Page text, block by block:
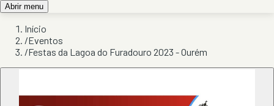
Abrir menu
Início
/Eventos
/Festas da Lagoa do Furadouro 2023 - Ourém